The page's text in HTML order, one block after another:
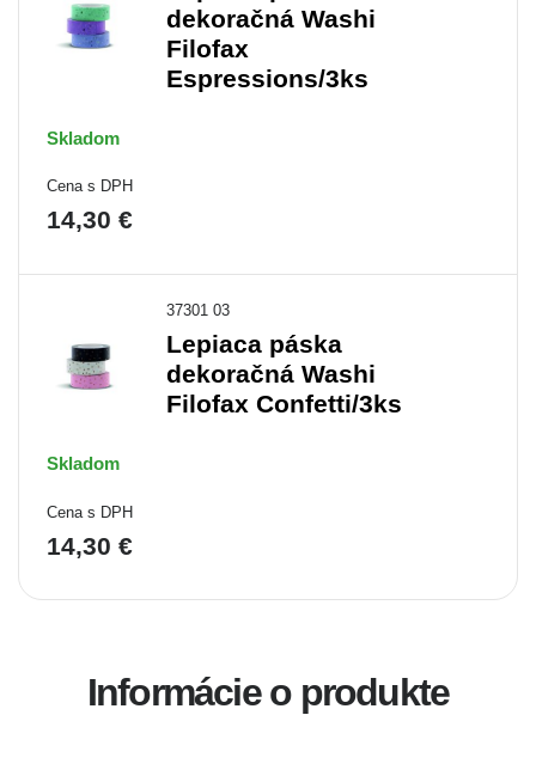
dekoračná Washi
Filofax
Espressions/3ks
Skladom
Cena s DPH
14,30 €
37301 03
Lepiaca páska
dekoračná Washi
Filofax Confetti/3ks
Skladom
Cena s DPH
14,30 €
Informácie o produkte